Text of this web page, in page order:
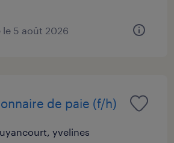
le 5 août 2026
de paie (f/h)
yvelines